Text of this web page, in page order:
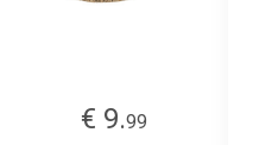
€ 9.99